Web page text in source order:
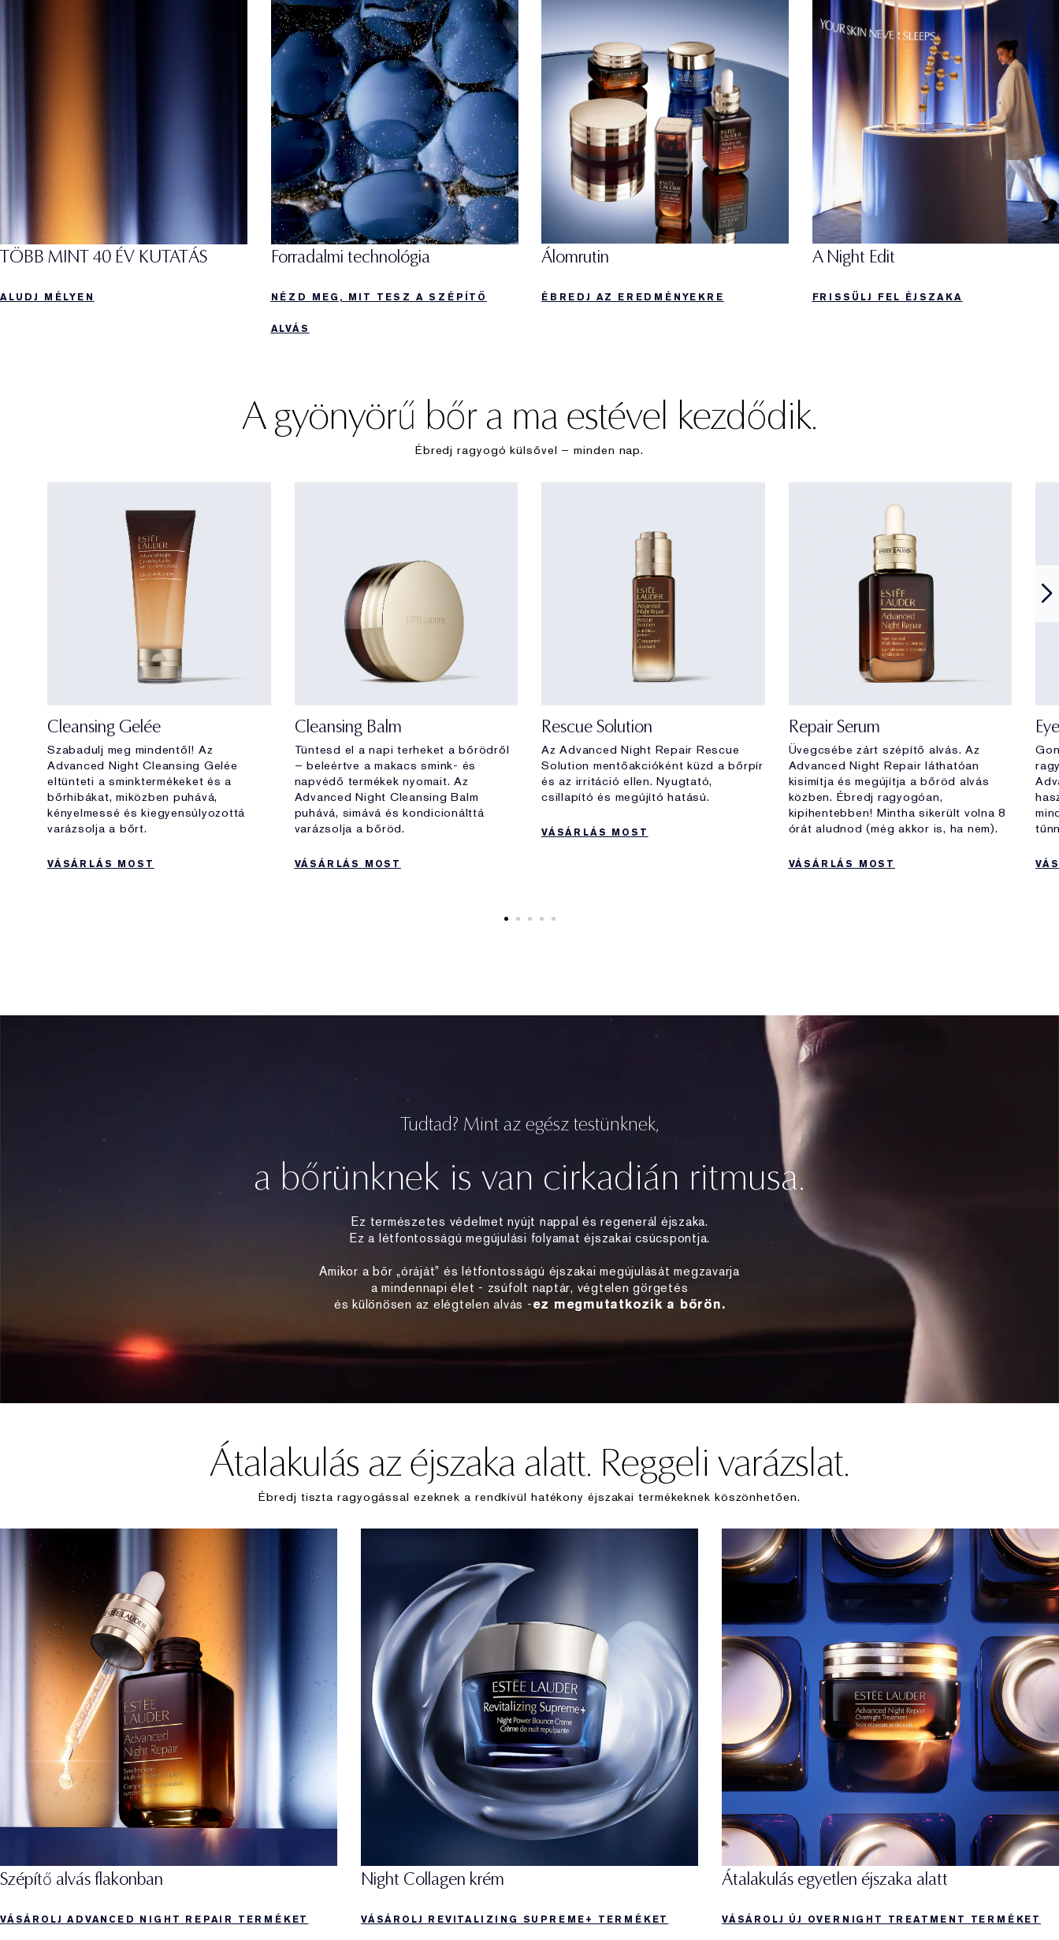
TÖBB MINT 40 ÉV KUTATÁS
ALUDJ MÉLYEN
Forradalmi technológia
NÉZD MEG, MIT TESZ A SZÉPÍTŐ
ALVÁS
Álomrutin
ÉBREDJ AZ EREDMÉNYEKRE
A Night Edit
FRISSÜLJ FEL ÉJSZAKA
A gyönyörű bőr a ma estével kezdődik.
Ébredj ragyogó külsővel – minden nap.
Cleansing Gelée
Szabadulj meg mindentől! Az
Advanced Night Cleansing Gelée
eltünteti a sminktermékeket és a
bőrhibákat, miközben puhává,
kényelmessé és kiegyensúlyozottá
varázsolja a bőrt.
VÁSÁRLÁS MOST
Cleansing Balm
Tüntesd el a napi terheket a bőrödről
– beleértve a makacs smink- és
napvédő termékek nyomait. Az
Advanced Night Cleansing Balm
puhává, simává és kondicionálttá
varázsolja a bőröd.
VÁSÁRLÁS MOST
Rescue Solution
Az Advanced Night Repair Rescue
Solution mentőakcióként küzd a bőrpír
és az irritáció ellen. Nyugtató,
csillapító és megújító hatású.
VÁSÁRLÁS MOST
Repair Serum
Üvegcsébe zárt szépítő alvás. Az
Advanced Night Repair láthatóan
kisimítja és megújítja a bőröd alvás
közben. Ébredj ragyogóan,
kipihentebben! Mintha sikerült volna 8
órát aludnod (még akkor is, ha nem).
VÁSÁRLÁS MOST
Tudtad? Mint az egész testünknek,
a bőrünknek is van cirkadián ritmusa.
Ez természetes védelmet nyújt nappal és regenerál éjszaka.
Ez a létfontosságú megújulási folyamat éjszakai csúcspontja.
Amikor a bőr „óráját” és létfontosságú éjszakai megújulását megzavarja
a mindennapi élet - zsúfolt naptár, végtelen görgetés
és különösen az elégtelen alvás -ez megmutatkozik a bőrön.
Átalakulás az éjszaka alatt. Reggeli varázslat.
Ébredj tiszta ragyogással ezeknek a rendkívül hatékony éjszakai termékeknek köszönhetően.
Szépítő alvás flakonban
VÁSÁROLJ ADVANCED NIGHT REPAIR TERMÉKET
Night Collagen krém
VÁSÁROLJ REVITALIZING SUPREME+ TERMÉKET
Átalakulás egyetlen éjszaka alatt
VÁSÁROLJ ÚJ OVERNIGHT TREATMENT TERMÉKET